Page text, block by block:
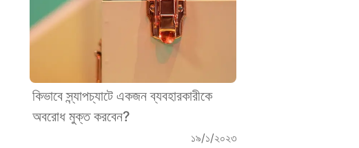
কিভাবে স্ন্যাপচ্যাটে একজন ব্যবহারকারীকে
অবরোধ মুক্ত করবেন?
১৯/১/২০২৩